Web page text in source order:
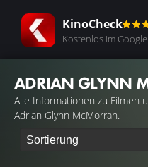
KinoCheck
Kostenlos im
ADRIAN GLYNN
Alle Informationen zu Filmen
Adrian Glynn McMorran.